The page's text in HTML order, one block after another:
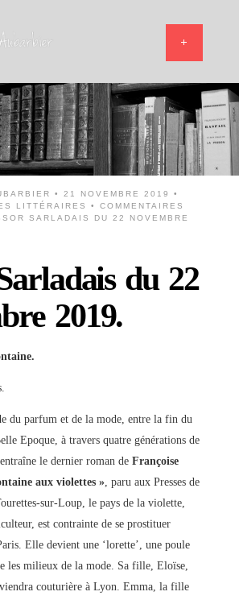
• 21 NOVEMBRE 2019 •
LITTÉRAIRES
• COMMENTAIRES
SARLADAIS DU 22 NOVEMBRE
du 22
2019.
du parfum et de la mode, entre la fin du
Epoque, à travers quatre générations de
le dernier roman de Françoise
aux violettes », paru aux Presses de
sur-Loup, le pays de la violette,
est contrainte de se prostituer
Elle devient une ‘lorette’, une poule
les milieux de la mode. Sa fille, Eloïse,
couturière à Lyon. Emma, la fille